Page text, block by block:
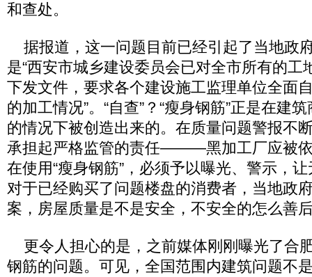
和查处。
据报道，这一问题目前已经引起了当地政
是“西安市城乡建设委员会已对全市所有的工
下发文件，要求各个建设施工监理单位全面
的加工情况”。“自查”？“瘦身钢筋”正是在建
的情况下被创造出来的。在质量问题警报不
承担起严格监管的责任———黑加工厂应被
在使用“瘦身钢筋”，必须予以曝光、警示，
对于已经购买了问题楼盘的消费者，当地政
案，房屋质量是不是安全，不安全的怎么
更令人担心的是，之前媒体刚刚曝光了合
钢筋的问题。可见，全国范围内建筑问题不